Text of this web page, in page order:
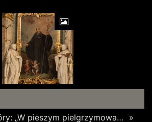
»
Przeor Jasnej Góry: „W pieszym pielgrzymowaniu jest coś niezwykłego”